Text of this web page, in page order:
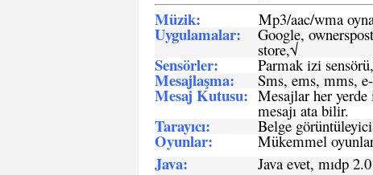
Müzik: Mp3/aac/wma
Uygulamalar: Google,
store,√
Sensörler: Parmak izi
Mesajlaşma: Sms, ems, mms,
Mesaj Kutusu: Mesajlar her
mesajı ata bilir.
Tarayıcı: Belge
Oyunlar: Mükemmel
Java: Java evet, mıdp